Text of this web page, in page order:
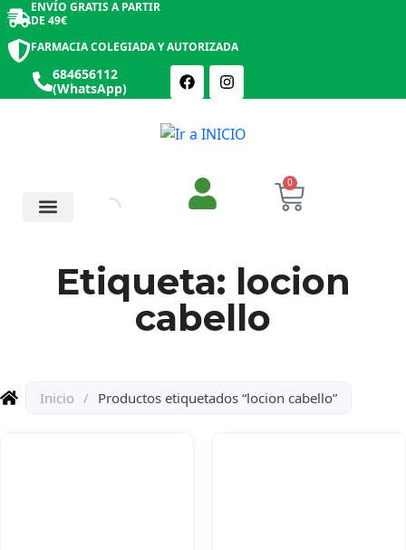
ENVÍO GRATIS A PARTIR
DE 49€
FARMACIA COLEGIADA Y AUTORIZADA
684656112
(WhatsApp)
0
Etiqueta: locion
cabello
Inicio / Productos etiquetados “locion cabello”